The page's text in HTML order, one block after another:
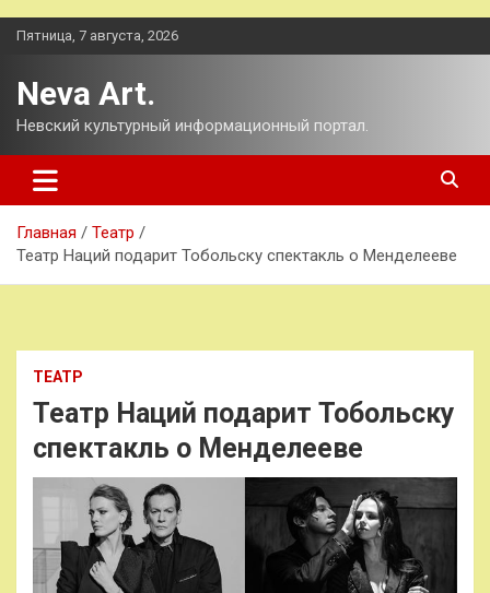
Перейти
Пятница, 7 августа, 2026
Neva Art.
Невский культурный информационный портал.
Главная
Театр
Театр Наций подарит Тобольску спектакль о Менделееве
ТЕАТР
Театр Наций подарит Тобольску
спектакль о Менделееве